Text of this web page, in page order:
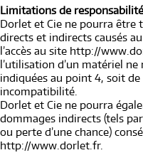
Limitations de
Dorlet et Cie ne pourra être
directs et indirects causés
l’accès au site http://
l’utilisation d’un matériel
indiquées au point 4, soit de
incompatibilité.
Dorlet et Cie ne pourra
dommages indirects (tels
ou perte d’une chance)
http://www.dorlet.fr.